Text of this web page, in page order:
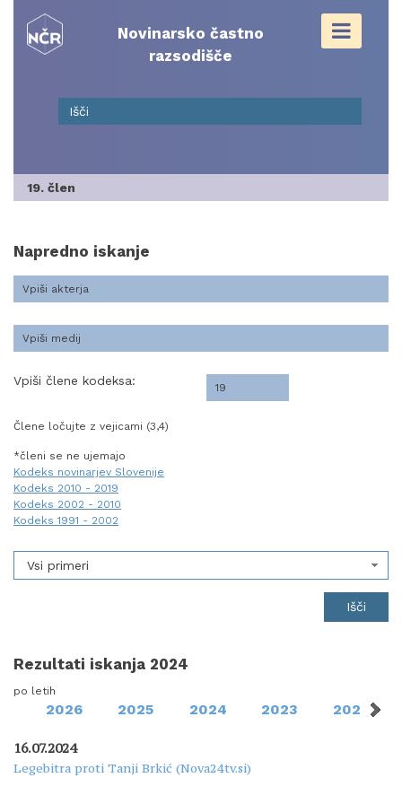
content
Novinarsko častno
razsodišče
19. člen
Napredno iskanje
Vpiši člene kodeksa:
Člene ločujte z vejicami (3,4)
*členi se ne ujemajo
Kodeks novinarjev Slovenije
Kodeks 2010 - 2019
Kodeks 2002 - 2010
Kodeks 1991 - 2002
Vsi primeri
Rezultati iskanja 2024
po letih
2026 2025 2024 2023 2022
16.07.2024
Legebitra proti Tanji Brkić (Nova24tv.si)